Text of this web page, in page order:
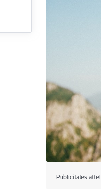
Publicitātes